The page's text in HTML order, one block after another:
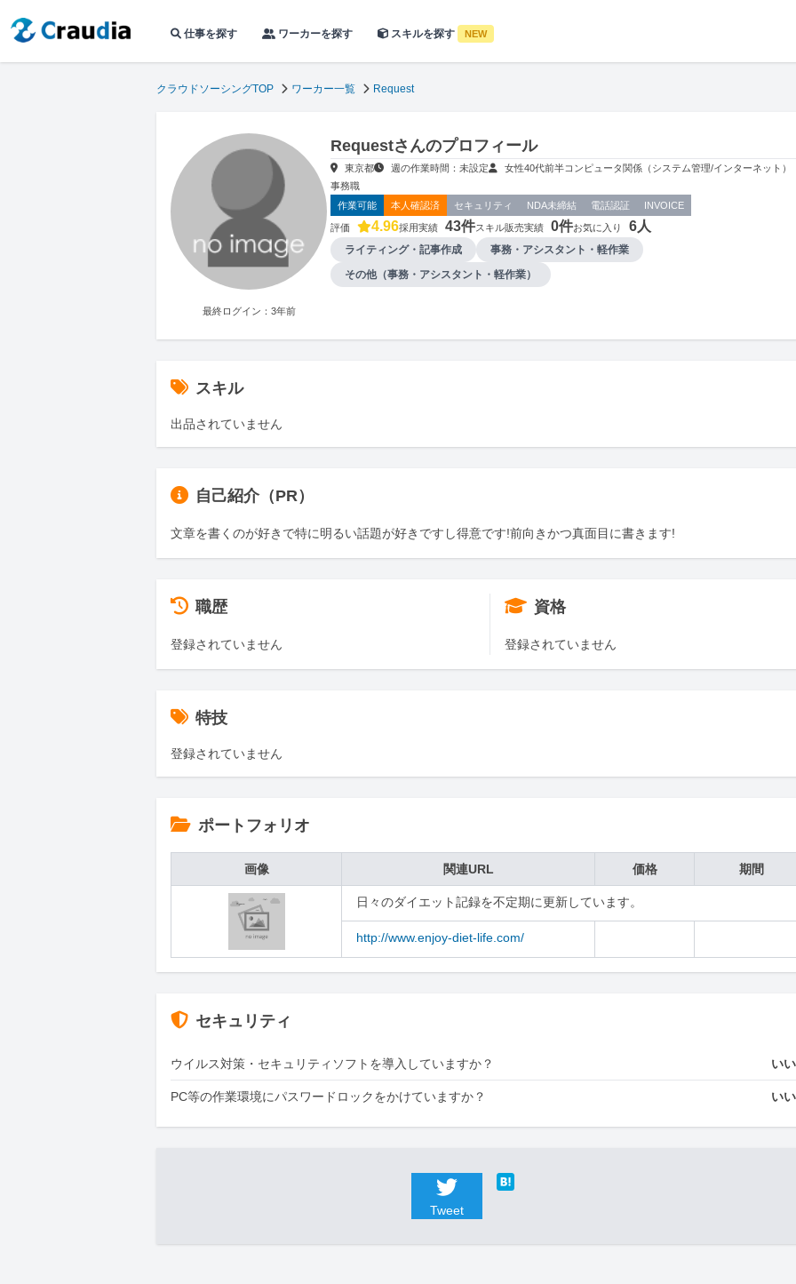
仕事を探す ワーカーを探す スキルを探す NEW
クラウドソーシングTOP ワーカー一覧 Request
最終ログイン：3年前
Requestさんのプロフィール
東京都 週の作業時間：未設定 女性40代前半コンピュータ関係（システム管理/インターネット）
事務職
作業可能
本人確認済 セキュリティ NDA未締結 電話認証 INVOICE
評価 4.96採用実績 43件スキル販売実績 0件お気に入り 6人
ライティング・記事作成
事務・アシスタント・軽作業
その他（事務・アシスタント・軽作業）
スキル
出品されていません
自己紹介（PR）
文章を書くのが好きで特に明るい話題が好きですし得意です!前向きかつ真面目に書きます!
職歴
登録されていません
資格
登録されていません
特技
登録されていません
ポートフォリオ
画像 関連URL 価格 期間
日々のダイエット記録を不定期に更新しています。
http://www.enjoy-diet-life.com/
セキュリティ
ウイルス対策・セキュリティソフトを導入していますか？ い
PC等の作業環境にパスワードロックをかけていますか？ い
Tweet